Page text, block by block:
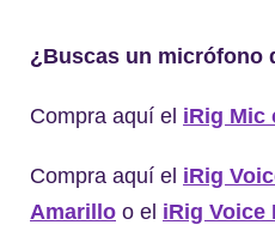
¿Buscas un micrófono
Compra aquí el iRig Mic
Compra aquí el iRig
Amarillo o el iRig Voice